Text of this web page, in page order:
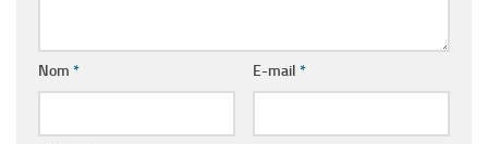
Nom * E-mail *